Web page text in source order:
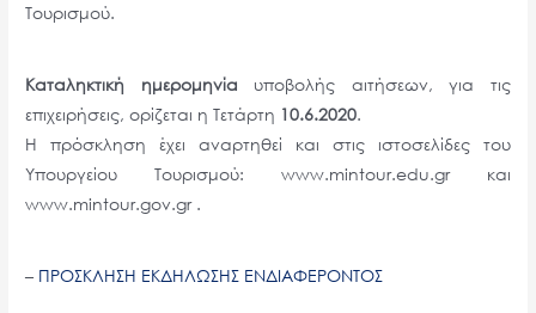
Τουρισμού.
Καταληκτική ημερομηνία υποβολής αιτήσεων, για τις
επιχειρήσεις, ορίζεται η Τετάρτη 10.6.2020.
Η πρόσκληση έχει αναρτηθεί και στις ιστοσελίδες του
Υπουργείου Τουρισμού: www.mintour.edu.gr και
www.mintour.gov.gr .
– ΠΡΟΣΚΛΗΣΗ ΕΚΔΗΛΩΣΗΣ ΕΝΔΙΑΦΕΡΟΝΤΟΣ